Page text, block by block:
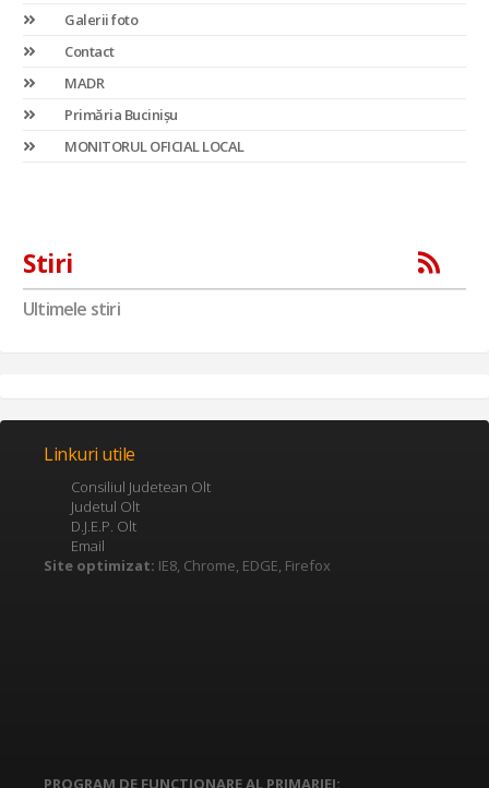
Galerii foto
Contact
MADR
Primăria Bucinișu
MONITORUL OFICIAL LOCAL
Stiri
Ultimele stiri
Linkuri utile
Consiliul Judetean Olt
Judetul Olt
D.J.E.P. Olt
Email
Site optimizat: IE8, Chrome, EDGE, Firefox
PROGRAM DE FUNCTIONARE AL PRIMARIEI: